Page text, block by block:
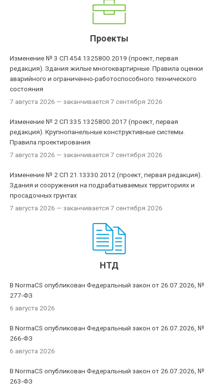
Проекты
Изменение № 3 СП 454.1325800.2019 (проект, первая
редакция). Здания жилые многоквартирные. Правила оценки
аварийного и ограниченно-работоспособного технического
состояния
7 августа 2026 — заканчивается 7 сентября 2026
Изменение № 2 СП 335.1325800.2017 (проект, первая
редакция). Крупнопанельные конструктивные системы.
Правила проектирования
7 августа 2026 — заканчивается 7 сентября 2026
Изменение № 2 СП 21.13330.2012 (проект, первая редакция).
Здания и сооружения на подрабатываемых территориях и
просадочных грунтах
7 августа 2026 — заканчивается 7 сентября 2026
НТД
В NormaCS опубликован Федеральный закон от 26.07.2026, №
277-ФЗ
6 августа 2026
В NormaCS опубликован Федеральный закон от 26.07.2026, №
266-ФЗ
6 августа 2026
В NormaCS опубликован Федеральный закон от 26.07.2026, №
263-ФЗ